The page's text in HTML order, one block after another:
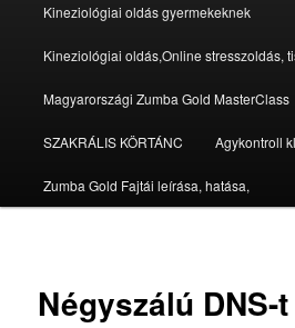
Kineziológiai oldás gyermekeknek
Kineziológiai oldás,Online stresszoldás,
Magyarországi Zumba Gold MasterClass
SZAKRÁLIS KÖRTÁNC Agykontroll
Zumba Gold Fajtái leírása, hatása,
Négyszálú DNS-